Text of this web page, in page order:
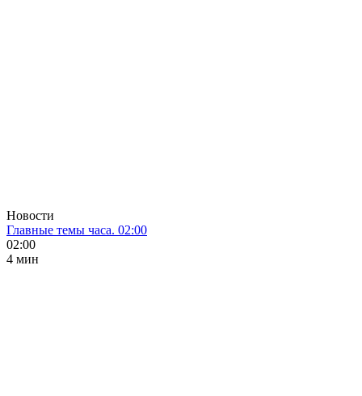
Новости
Главные темы часа. 02:00
02:00
4 мин